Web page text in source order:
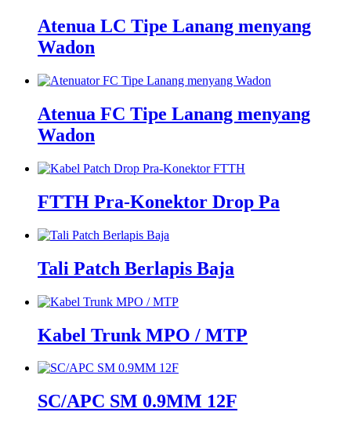
Atenua LC Tipe Lanang menyang
Wadon
Atenua FC Tipe Lanang menyang
Wadon
FTTH Pra-Konektor Drop Pa
Tali Patch Berlapis Baja
Kabel Trunk MPO / MTP
SC/APC SM 0.9MM 12F